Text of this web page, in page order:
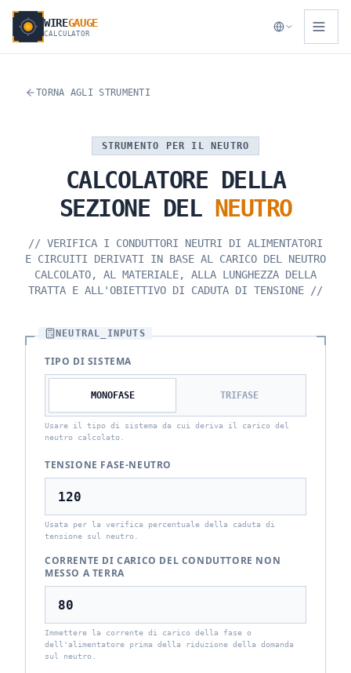
WIREGAUGE
CALCULATOR
TORNA AGLI STRUMENTI
STRUMENTO PER IL NEUTRO
CALCOLATORE DELLA
SEZIONE DEL NEUTRO
// VERIFICA I CONDUTTORI NEUTRI DI ALIMENTATORI
E CIRCUITI DERIVATI IN BASE AL CARICO DEL NEUTRO
CALCOLATO, AL MATERIALE, ALLA LUNGHEZZA DELLA
TRATTA E ALL'OBIETTIVO DI CADUTA DI TENSIONE //
NEUTRAL_INPUTS
TIPO DI SISTEMA
MONOFASE TRIFASE
Usare il tipo di sistema da cui deriva il carico del
neutro calcolato.
TENSIONE FASE-NEUTRO
Usata per la verifica percentuale della caduta di
tensione sul neutro.
CORRENTE DI CARICO DEL CONDUTTORE NON
MESSO A TERRA
Immettere la corrente di carico della fase o
dell'alimentatore prima della riduzione della domanda
sul neutro.